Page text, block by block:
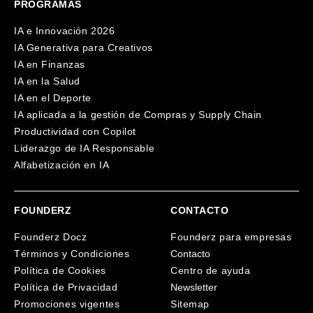
PROGRAMAS
IA e Innovación 2026
IA Generativa para Creativos
IA en Finanzas
IA en la Salud
IA en el Deporte
IA aplicada a la gestión de Compras y Supply Chain
Productividad con Copilot
Liderazgo de IA Responsable
Alfabetización en IA
FOUNDERZ
Founderz Docz
Términos y Condiciones
Política de Cookies
Política de Privacidad
Promociones vigentes
CONTACTO
Founderz para empresas
Contacto
Centro de ayuda
Newsletter
Sitemap